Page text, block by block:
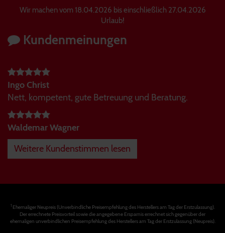
Wir machen vom 18.04.2026 bis einschließlich 27.04.2026
Urlaub!
Kundenmeinungen
Ingo Christ
Nett, kompetent, gute Betreuung und Beratung.
Waldemar Wagner
Weitere Kundenstimmen lesen
1Ehemaliger Neupreis (Unverbindliche Preisempfehlung des Herstellers am Tag der Erstzulassung).
Der errechnete Preisvorteil sowie die angegebene Ersparnis errechnet sich gegenüber der
ehemaligen unverbindlichen Preisempfehlung des Herstellers am Tag der Erstzulassung (Neupreis).